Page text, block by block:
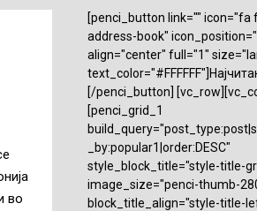
во
[penci_button link="" icon="fa
address-book"
align="center" full="1"
[/penci_button]
[penci_grid_1
_by:popular1|order:DESC"
style_block_title="style-title-
image_size="penci-thumb-
block_title_align="style-title-